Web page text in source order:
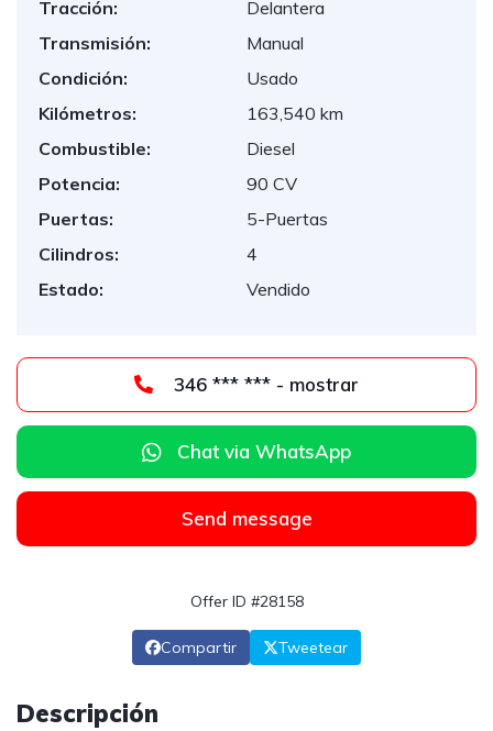
Tracción:
Delantera
Transmisión:
Manual
Condición:
Usado
Kilómetros:
163,540 km
Combustible:
Diesel
Potencia:
90 CV
Puertas:
5-Puertas
Cilindros:
4
Estado:
Vendido
346 *** *** - mostrar
Chat via WhatsApp
Send message
Offer ID #28158
Compartir Tweetear
Descripción